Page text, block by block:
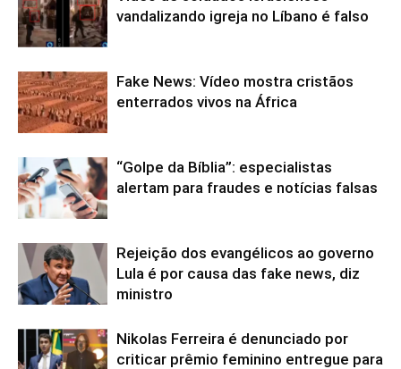
vandalizando igreja no Líbano é falso
Fake News: Vídeo mostra cristãos
enterrados vivos na África
“Golpe da Bíblia”: especialistas
alertam para fraudes e notícias falsas
Rejeição dos evangélicos ao governo
Lula é por causa das fake news, diz
ministro
Nikolas Ferreira é denunciado por
criticar prêmio feminino entregue para